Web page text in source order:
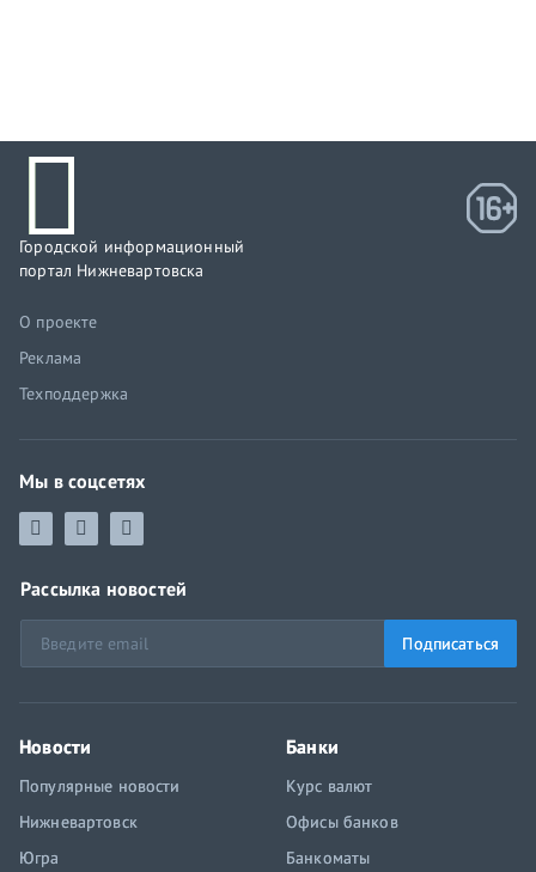
Городской информационный
портал Нижневартовска
О проекте
Реклама
Техподдержка
Мы в соцсетях
Рассылка новостей
Подписаться
Новости
Популярные новости
Нижневартовск
Югра
Банки
Курс валют
Офисы банков
Банкоматы